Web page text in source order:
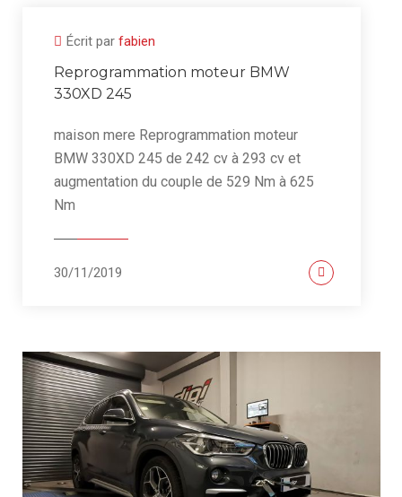
Écrit par fabien
Reprogrammation moteur BMW
330XD 245
maison mere Reprogrammation moteur
BMW 330XD 245 de 242 cv à 293 cv et
augmentation du couple de 529 Nm à 625
Nm
30/11/2019